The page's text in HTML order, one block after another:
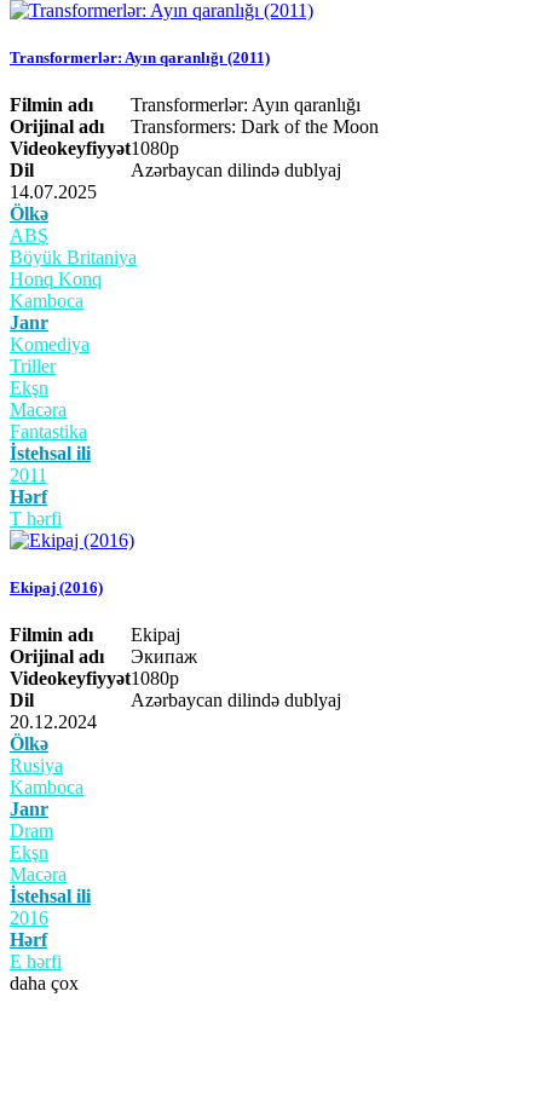
Transformerlər: Ayın qaranlığı (2011)
Filmin adı
Transformerlər: Ayın qaranlığı
Orijinal adı
Transformers: Dark of the Moon
Videokeyfiyyət1080p
Dil
Azərbaycan dilində dublyaj
14.07.2025
Ölkə
ABŞ
Böyük Britaniya
Honq Konq
Kamboca
Janr
Komediya
Triller
Ekşn
Macəra
Fantastika
İstehsal ili
2011
Hərf
T hərfi
Ekipaj (2016)
Filmin adı
Ekipaj
Orijinal adı
Экипаж
Videokeyfiyyət1080p
Dil
Azərbaycan dilində dublyaj
20.12.2024
Ölkə
Rusiya
Kamboca
Janr
Dram
Ekşn
Macəra
İstehsal ili
2016
Hərf
E hərfi
daha çox